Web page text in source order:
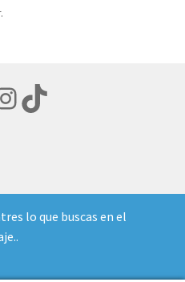
TikTok
con Storefront y
lo que buscas en el